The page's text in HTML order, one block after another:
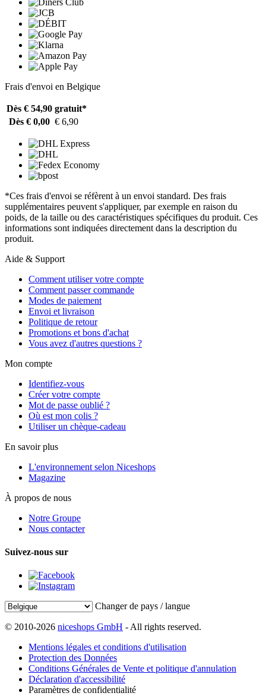
Frais d'envoi en Belgique
Dès € 54,90 gratuit*
Dès € 0,00 € 6,90
*Ces frais d'envoi se réfèrent à un envoi standard. Des frais
supplémentaires peuvent s'appliquer, par exemple en raison du
poids, de la taille ou des caractéristiques spécifiques du produit. Ces
informations sont indiquées directement dans la description du
produit.
Aide & Support
Comment utiliser votre compte
Comment passer commande
Modes de paiement
Envoi et livraison
Politique de retour
Promotions et bons d'achat
Vous avez d'autres questions ?
Mon compte
Identifiez-vous
Créer votre compte
Mot de passe oublié ?
Où est mon colis ?
Utiliser un chèque-cadeau
En savoir plus
L'environnement selon Niceshops
Magazine
À propos de nous
Notre Groupe
Nous contacter
Suivez-nous sur
Changer de pays / langue
© 2010-2026 niceshops GmbH - All rights reserved.
Mentions légales et conditions d'utilisation
Protection des Données
Conditions Générales de Vente et politique d'annulation
Déclaration d'accessibilité
Paramètres de confidentialité